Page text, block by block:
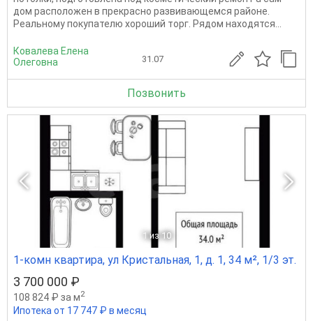
дом расположен в прекрасно развивающемся районе.
Реальному покупателю хороший торг. Рядом находятся...
Ковалева Елена
Олеговна
31.07
Позвонить
1 из 10
1-комн квартира, ул Кристальная, 1, д. 1, 34 м², 1/3 эт.
3 700 000 ₽
108 824 ₽ за м2
Ипотека от 17 747 ₽ в месяц